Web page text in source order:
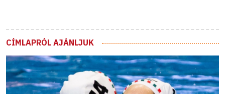
CÍMLAPRÓL AJÁNLJUK